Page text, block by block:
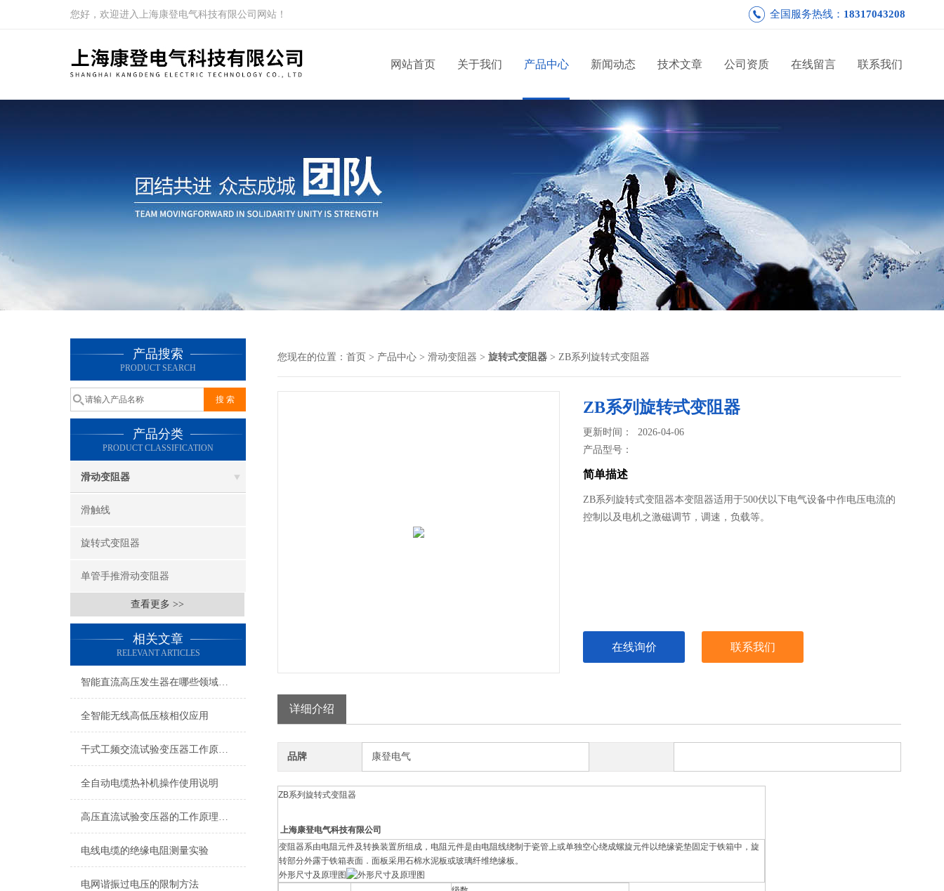
您好，欢迎进入上海康登电气科技有限公司网站！ 全国服务热线： 18317043208
网站首页 关于我们 产品中心 新闻动态 技术文章 公司资质 在线留言 联系我们
产品搜索
PRODUCT SEARCH
产品分类
PRODUCT CLASSIFICATION
滑动变阻器
滑触线
旋转式变阻器
单管手推滑动变阻器
查看更多 >>
相关文章
RELEVANT ARTICLES
智能直流高压发生器在哪些领域有广泛的应用？
全智能无线高低压核相仪应用
干式工频交流试验变压器工作原理及结构
全自动电缆热补机操作使用说明
高压直流试验变压器的工作原理是什么？
电线电缆的绝缘电阻测量实验
电网谐振过电压的限制方法
您现在的位置： 首页 > 产品中心 > 滑动变阻器 > 旋转式变阻器 > ZB系列旋转式变阻器
ZB系列旋转式变阻器
更新时间： 2026-04-06
产品型号：
简单描述
ZB系列旋转式变阻器本变阻器适用于500伏以下电气设备中作电压电流的
控制以及电机之激磁调节，调速，负载等。
在线询价 联系我们
详细介绍
品牌 康登电气
ZB系列旋转式变阻器
上海康登电气科技有限公司
变阻器系由电阻元件及转换装置所组成，电阻元件是由电阻线绕制于瓷管上或单独空心绕成螺旋元件以绝缘瓷垫固定于铁箱中，旋
转部分外露于铁箱表面．面板采用石棉水泥板或玻璃纤维绝缘板。
外形尺寸及原理图